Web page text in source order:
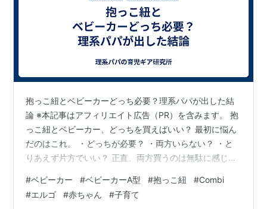
抱っこ紐とベビーカーどっち必要？理系パパが出した結
論 ※本記事はアフィリエイト広告（PR）を含みます。 抱
っこ紐とベビーカー、どっちを買えばいい？ 最初に悩ん
だのはこれ。 ・どっちが必要？ ・両方いらない？ ・と
りあえず片方でいい？ 正直、両方買うのは無駄に感じ
「抱っこ紐とベビーカーは別モノ」 どっちかではなく、
使い分けだった。 👉実際に使用している抱っこ紐はこち
#ベビーカー #ベビーカーA型 #抱っこ紐 #Combi
#エルゴ #赤ちゃん #子育て